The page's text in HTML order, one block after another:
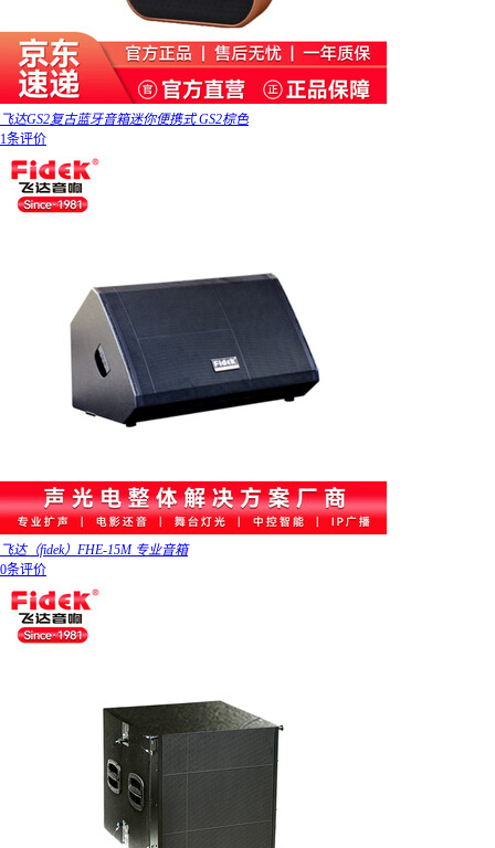
飞达GS2复古蓝牙音箱迷你便携式 GS2棕色
1条评价
飞达（fidek）FHE-15M 专业音箱
0条评价